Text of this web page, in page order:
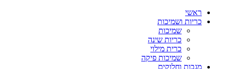
ראשי
כריות ושמיכות
שמיכות
כריות שינה
כרית מילוי
שמיכות פיקה
מגבות וחלוקים